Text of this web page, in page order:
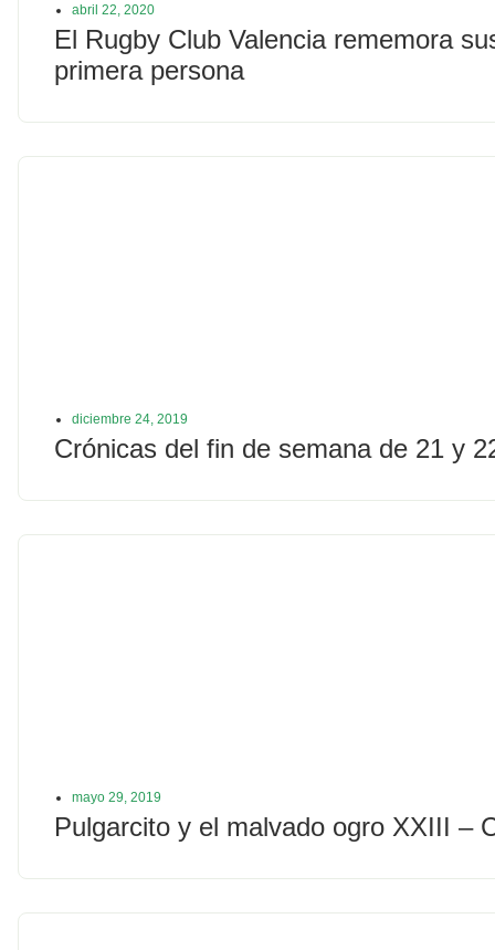
abril 22, 2020
El Rugby Club Valencia rememora
primera persona
diciembre 24, 2019
Crónicas del fin de semana de 21 y
mayo 29, 2019
Pulgarcito y el malvado ogro XXIII –